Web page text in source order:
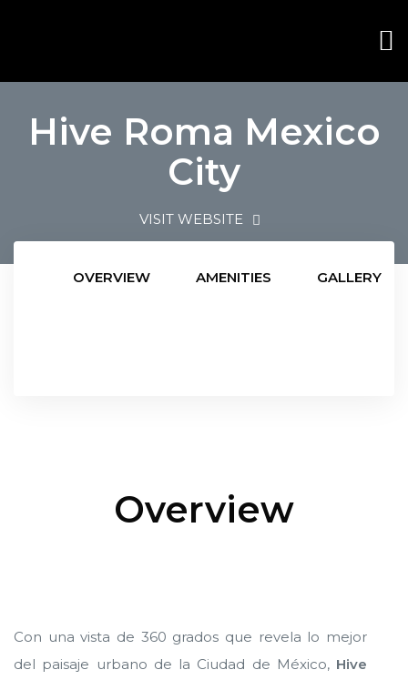
Hive Roma Mexico
City
VISIT WEBSITE
OVERVIEW AMENITIES GALLERY
Overview
Con una vista de 360 grados que revela lo mejor
del paisaje urbano de la Ciudad de México, Hive